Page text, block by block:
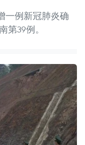
一例新冠肺炎确
第39例。